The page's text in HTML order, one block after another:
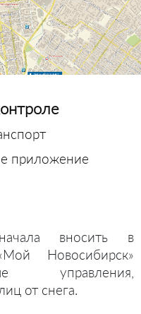
приложение
вносить в
Новосибирск»
управления,
от снега.